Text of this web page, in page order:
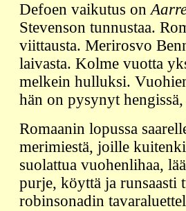
Defoen vaikutus on
Stevenson tunnustaa.
viittausta. Merirosvo
laivasta. Kolme vuotta
melkein hulluksi.
hän on pysynyt
Romaanin lopussa
merimiestä, joille
suolattua vuohenlihaa,
purje, köyttä ja runsaasti
robinsonadin